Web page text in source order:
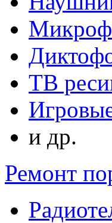
ТВ
и др.
Ремонт